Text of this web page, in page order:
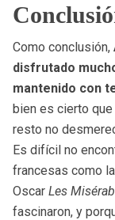
Como conclusión,
disfrutado
mantenido con
bien es cierto
resto no
Es difícil no
francesas como
Oscar Les
fascinaron, y